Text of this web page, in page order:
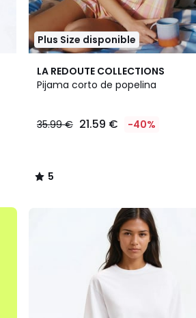
Plus Size disponible
LA REDOUTE COLLECTIONS
Pijama corto de popelina
35.99 € 21.59 € -40%
5
/
5
/